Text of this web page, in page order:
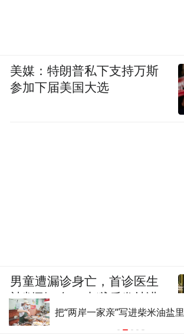
把“两岸一家亲”写进柴米油盐里
美媒：特朗普私下支持万斯
参加下届美国大选
男童遭漏诊身亡，首诊医生
被判刑一年，出狱后发帖讲
述接诊经过